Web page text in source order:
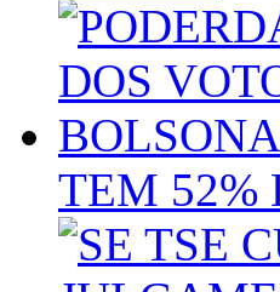
TEM 52%